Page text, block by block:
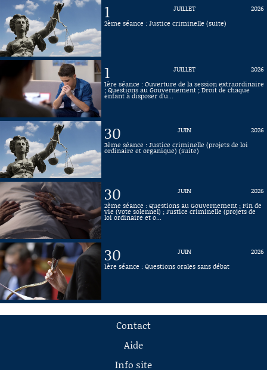
1 JUILLET
2026
2ème séance : Justice criminelle (suite)
1 JUILLET
2026
1ère séance : Ouverture de la session extraordinaire
; Questions au Gouvernement ; Droit de chaque
enfant à disposer d'u...
30 JUIN
2026
3ème séance : Justice criminelle (projets de loi
ordinaire et organique) (suite)
30 JUIN
2026
2ème séance : Questions au Gouvernement ; Fin de
vie (vote solennel) ; Justice criminelle (projets de
loi ordinaire et o...
30 JUIN
2026
1ère séance : Questions orales sans débat
Contact
Aide
Info site